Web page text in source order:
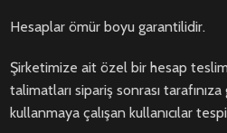
Hesaplar ömür boyu garantilidir.
Şirketimize ait özel bir hesap teslim
talimatları sipariş sonrası
kullanmaya çalışan kullanıcılar